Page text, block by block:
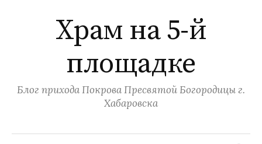
содержимомуХрам на 5-й
площадке
Блог прихода Покрова Пресвятой Богородицы г.
Хабаровска
Найти: